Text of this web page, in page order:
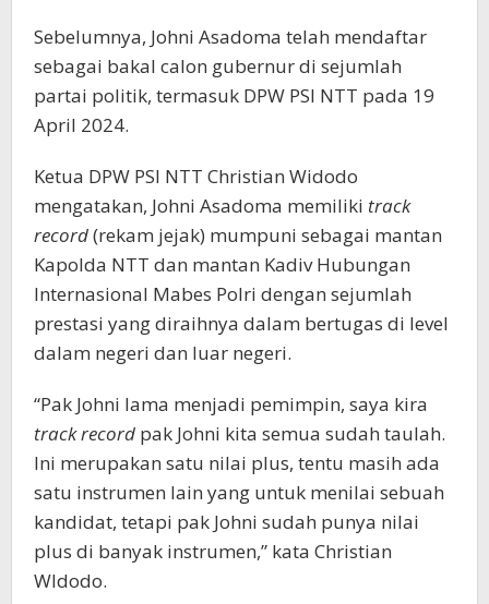
Sebelumnya, Johni Asadoma telah mendaftar
sebagai bakal calon gubernur di sejumlah
partai politik, termasuk DPW PSI NTT pada 19
April 2024.
Ketua DPW PSI NTT Christian Widodo
mengatakan, Johni Asadoma memiliki track
record(rekam jejak) mumpuni sebagai mantan
Kapolda NTT dan mantan Kadiv Hubungan
Internasional Mabes Polri dengan sejumlah
prestasi yang diraihnya dalam bertugas di level
dalam negeri dan luar negeri.
“Pak Johni lama menjadi pemimpin, saya kira
track record pak Johni kita semua sudah taulah.
Ini merupakan satu nilai plus, tentu masih ada
satu instrumen lain yang untuk menilai sebuah
kandidat, tetapi pak Johni sudah punya nilai
plus di banyak instrumen,” kata Christian
WIdodo.